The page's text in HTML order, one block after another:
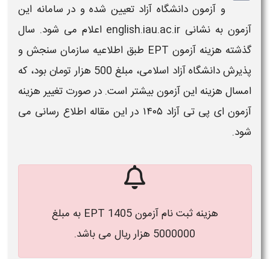
و آزموندانشگاه آزادتعیین شده و در سامانه این
آزمون
به نشانی english.iau.ac.ir اعلام می شود. سال
گذشته هزینه آزمون EPT
طبق اطلاعیه سازمان سنجش و
پذیرش دانشگاهآزاد
اسلامی، مبلغ 500 هزار تومان بود، که
امسال هزینه این آزمون بیشتر است. در صورت تغییر هزینه
آزمون ای پی تی آزاد ۱۴۰۵
در این مقاله اطلاع رسانی می
شود.
هزینه ثبت نام آزمون EPT
1405 به مبلغ
5000000 هزار ریال می باشد.